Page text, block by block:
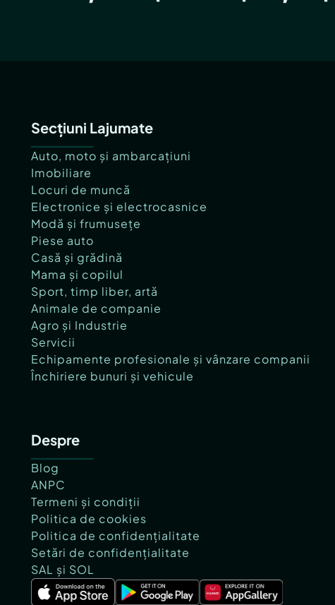
Secțiuni Lajumate
Auto, moto și ambarcațiuni
Imobiliare
Locuri de muncă
Electronice și electrocasnice
Modă și frumusețe
Piese auto
Casă și grădină
Mama și copilul
Sport, timp liber, artă
Animale de companie
Agro și Industrie
Servicii
Echipamente profesionale și vânzare companii
Închiriere bunuri și vehicule
Despre
Blog
ANPC
Termeni și condiții
Politica de cookies
Politica de confidențialitate
Setări de confidențialitate
SAL și SOL